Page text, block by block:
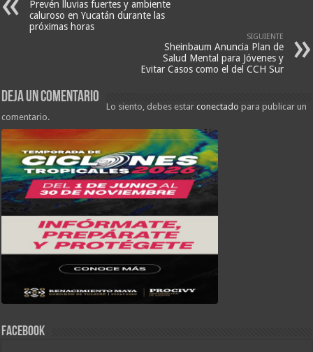
Prevén lluvias fuertes y ambiente
caluroso en Yucatán durante las
próximas horas
SIGUIENTE
Sheinbaum Anuncia Plan de
Salud Mental para Jóvenes y
Evitar Casos como el del CCH Sur
Deja un comentario
Lo siento, debes estarconectado para publicar un
comentario.
FACEBOOK